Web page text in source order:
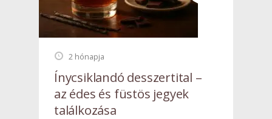
2 hónapja
Ínycsiklandó desszertital –
az édes és füstös jegyek
találkozása